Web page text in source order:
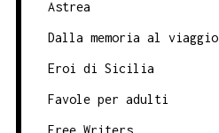
Astrea
Dalla memoria al viaggio
Eroi di Sicilia
Favole per adulti